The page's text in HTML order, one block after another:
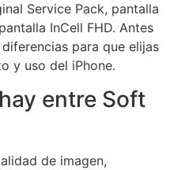
Service Pack, pantalla
InCell FHD. Antes
para que elijas
y uso del iPhone.
entre Soft
de imagen,